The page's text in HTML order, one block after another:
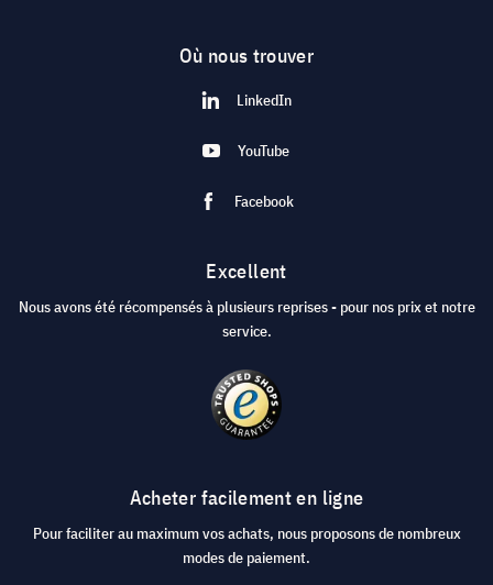
Où nous trouver
LinkedIn
YouTube
Facebook
Excellent
Nous avons été récompensés à plusieurs reprises - pour nos prix et notre
service.
Acheter facilement en ligne
Pour faciliter au maximum vos achats, nous proposons de nombreux
modes de paiement.